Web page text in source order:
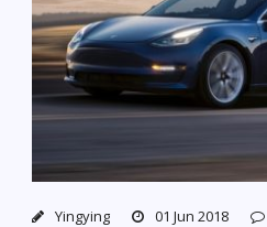
Yingying 01 Jun 2018